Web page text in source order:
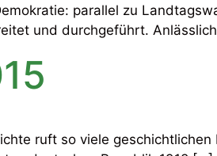
parallel zu
und durchgeführt.
ruft so viele